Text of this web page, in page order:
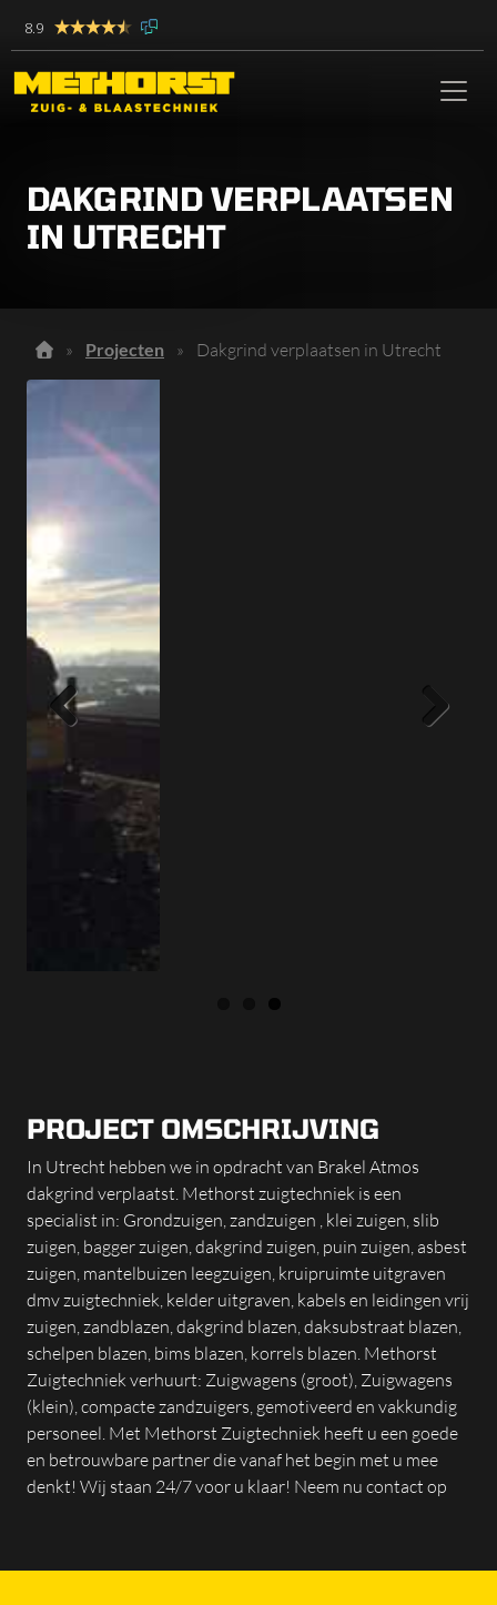
8.9
DAKGRIND VERPLAATSEN
IN UTRECHT
» Projecten » Dakgrind verplaatsen in Utrecht
Previous
PROJECT OMSCHRIJVING
In Utrecht hebben we in opdracht van Brakel Atmos
dakgrind verplaatst. Methorst zuigtechniek is een
specialist in: Grondzuigen, zandzuigen , klei zuigen, slib
zuigen, bagger zuigen, dakgrind zuigen, puin zuigen, asbest
zuigen, mantelbuizen leegzuigen, kruipruimte uitgraven
dmv zuigtechniek, kelder uitgraven, kabels en leidingen vrij
zuigen, zandblazen, dakgrind blazen, daksubstraat blazen,
schelpen blazen, bims blazen, korrels blazen. Methorst
Zuigtechniek verhuurt: Zuigwagens (groot), Zuigwagens
(klein), compacte zandzuigers, gemotiveerd en vakkundig
personeel. Met Methorst Zuigtechniek heeft u een goede
en betrouwbare partner die vanaf het begin met u mee
denkt! Wij staan 24/7 voor u klaar! Neem nu contact op